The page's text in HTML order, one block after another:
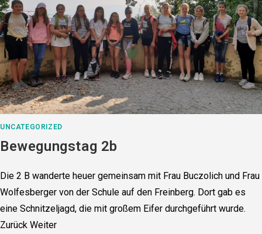
UNCATEGORIZED
Bewegungstag 2b
Die 2 B wanderte heuer gemeinsam mit Frau Buczolich und Frau
Wolfesberger von der Schule auf den Freinberg. Dort gab es
eine Schnitzeljagd, die mit großem Eifer durchgeführt wurde.
Zurück Weiter